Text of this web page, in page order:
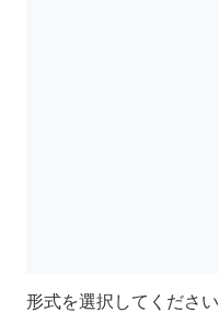
形式を選択してください